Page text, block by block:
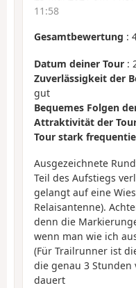
11:58
Gesamtbewertung :
Datum deiner Tour :
Zuverlässigkeit der
gut
Bequemes Folgen
Attraktivität der
Tour stark
Ausgezeichnete
Teil des Aufstiegs
gelangt auf eine
Relaisantenne).
denn die
wenn man wie ich
(Für Trailrunner ist
die genau 3 Stunden
dauert